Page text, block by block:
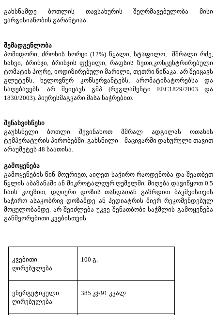
გახსნამდე ბოთლის თავსახურის შეღრმავებულობა
მისი
ვარგისიანობის გარანტიაა
შემადგენლობა
პომიდორი
ძროხის ხორცი (12%) წყალი სტაფილო,მშრალი რძე
ხახვი
ბრინჯი ბრინჯის ფქვილი ,რაფსის ზეთი კონცენტრირებული
ტომატის პიურე იოდიზირებული მარილი თეთრი წიწაკა არ შეიცავს
გლუტენს ,ხელოვნურ კონსერვანტებს არომატიზატორებსა
და
საღებავებს
არ შეიცავს გმპ (რეგლამენტი EEC1829/2003 და
1830/2003). პიურესმაგვარი მასა ნაჭრებით
შენახვისწესი
გაუხსნელი
ბოთლი შევინახოთ მშრალ ადგილას
ოთახის
ტემპერატურის პირობებში გახსნილი – მაცივარში დახურული თავით
არაუმეტეს 48 საათისა
გამოყენება
გამოყენების წინ მოურიეთ,აიღეთ საჭირო რაოდენობა და შეათბეთ
წყლის აბაზანაში ან მიკროტალღურ ღუმელში მიღება დავიწყოთ 0.5
ჩაის
კოვზით, დღიური დოზის თანდათან გაზრდით
ბავშვისთვის
საჭირო ასაკობრივ დოზამდე ან პედიატრის მიერ რეკომენდებულ
მოცულობამდე არ შეიძლება უკვე შენათბობი საჭმლის გამოყენება
განმეორებითი კვებისთვის
კვებითი
ღირებულება
100გ
ენერგეტიკული
ღირებულება
385 კჯ/91 კკალ